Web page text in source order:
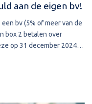
aan de eigen bv!
bv (5% of meer van de
box 2 betalen over
op 31 december 2024